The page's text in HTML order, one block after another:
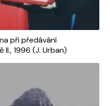
při předávání
1996 (J. Urban)